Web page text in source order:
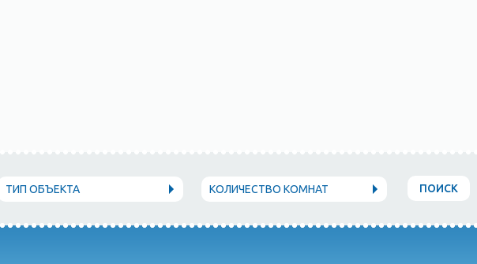
ТИП ОБЪЕКТА КОЛИЧЕСТВО КОМНАТ ПОИСК